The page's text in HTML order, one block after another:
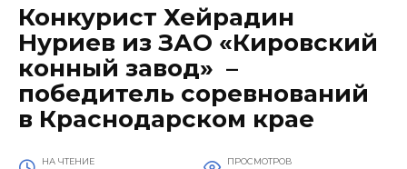
Конкурист Хейрадин
Нуриев из ЗАО «Кировский
конный завод» –
победитель соревнований
в Краснодарском крае
НА ЧТЕНИЕ ПРОСМОТРОВ